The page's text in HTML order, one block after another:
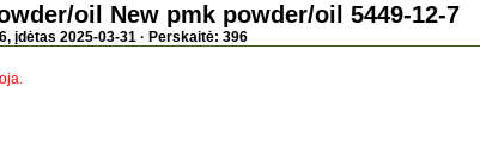
oil New pmk powder/oil 5449-12-7
įdėtas 2025-03-31 · Perskaitė: 396